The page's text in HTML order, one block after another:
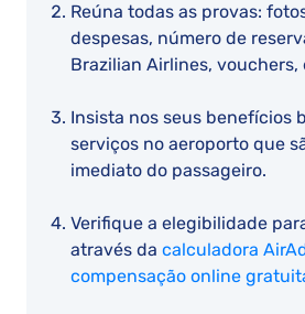
Reúna todas as provas:
despesas, número de
Brazilian Airlines, vouchers,
Insista nos seus benefícios
serviços no aeroporto que
imediato do passageiro.
Verifique a elegibilidade
através da calculadora
compensação online